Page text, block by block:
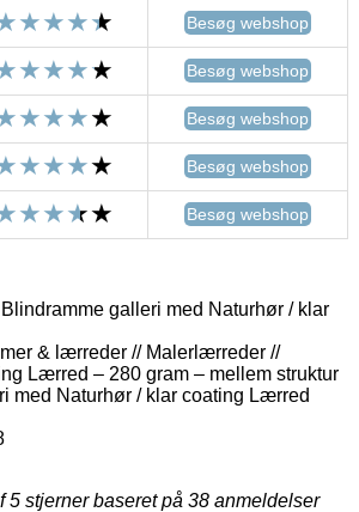
Besøg webshop
Besøg webshop
Besøg webshop
Besøg webshop
Besøg webshop
galleri med Naturhør / klar
& lærreder // Malerlærreder //
Lærred – 280 gram – mellem struktur
med Naturhør / klar coating Lærred
5 stjerner baseret på 38 anmeldelser